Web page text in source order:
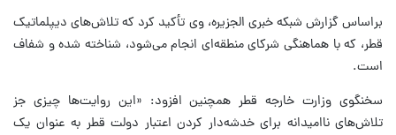
براساس گزارش شبکه خبری الجزیره، وی تأکید کرد که تلاش‌های دیپلماتیک
قطر، که با هماهنگی شرکای منطقه‌ای انجام می‌شود، شناخته شده و شفاف
است.
سخنگوی وزارت خارجه قطر همچنین افزود: «این روایت‌ها چیزی جز
تلاش‌های ناامیدانه برای خدشه‌دار کردن اعتبار دولت قطر به عنوان یک